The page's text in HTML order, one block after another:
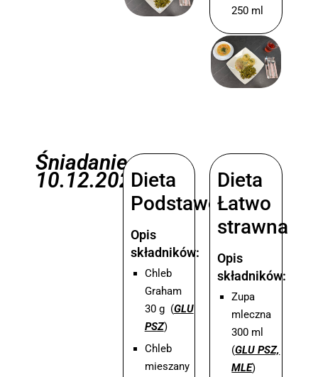
250 ml
Śniadanie
10.12.2025Dieta
Podstawowa
Opis
składników:
Chleb
Graham
30 g (GLU
PSZ)
Chleb
mieszany
Dieta
Łatwo
strawna
Opis
składników:
Zupa
mleczna
300 ml
(GLU PSZ,
MLE)